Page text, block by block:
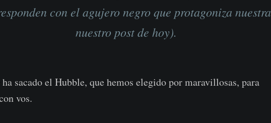
con el agujero negro que protagoniza nuestra
nuestro post de hoy).
sacado el Hubble, que hemos elegido por maravillosas, para
vos.